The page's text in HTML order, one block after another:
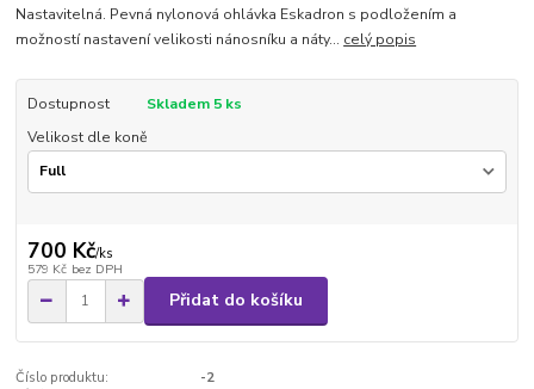
Nastavitelná. Pevná nylonová ohlávka Eskadron s podložením a
možností nastavení velikosti nánosníku a náty... celý popis
Dostupnost
Skladem 5 ks
Velikost dle koně
700 Kč/ks
579 Kč bez DPH
Přidat do košíku
Číslo produktu:
-2